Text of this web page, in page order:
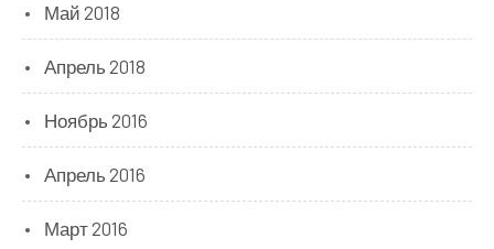
Май 2018
Апрель 2018
Ноябрь 2016
Апрель 2016
Март 2016